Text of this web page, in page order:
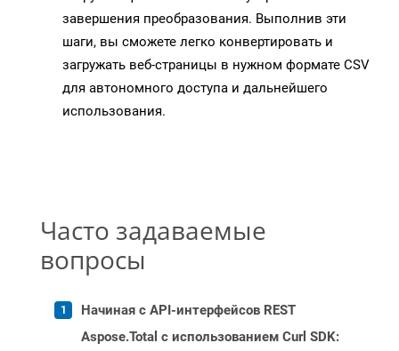
завершения преобразования. Выполнив эти
шаги, вы сможете легко конвертировать и
загружать веб-страницы в нужном формате CSV
для автономного доступа и дальнейшего
использования.
Часто задаваемые
вопросы
Начиная с API-интерфейсов REST
Aspose.Total с использованием Curl SDK: